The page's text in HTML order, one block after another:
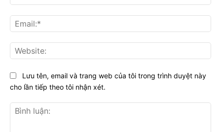
Lưu tên, email và trang web của tôi trong trình duyệt này
cho lần tiếp theo tôi nhận xét.